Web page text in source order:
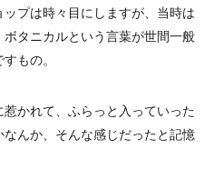
プは時々目にしますが、当時は
タニカルという言葉が世間一般
もの。
かれて、ふらっと入っていった
んか、そんな感じだったと記憶